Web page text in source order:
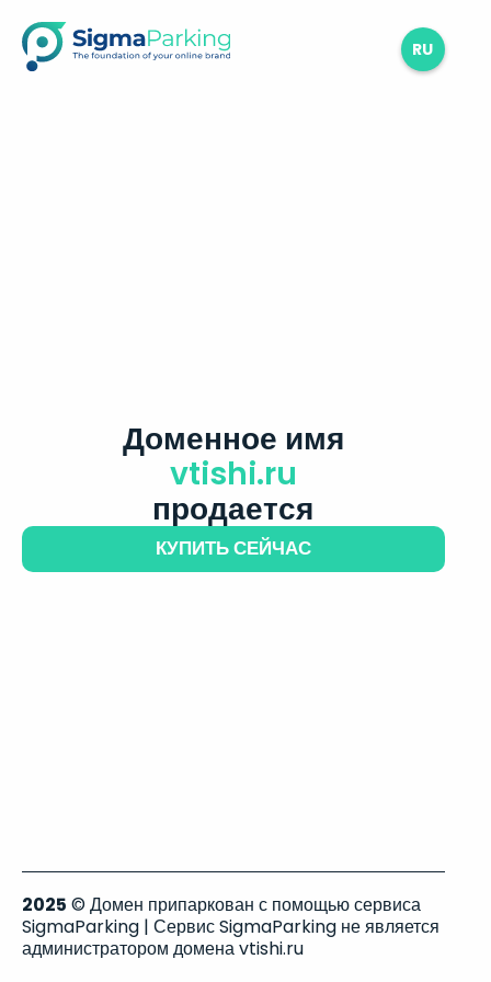
RU
Доменное имя
vtishi.ru
продается
КУПИТЬ СЕЙЧАС
2025 © Домен припаркован с помощью сервиса
SigmaParking | Сервис SigmaParking не является
администратором домена vtishi.ru